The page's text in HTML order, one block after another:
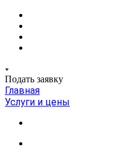
Подать заявку
Главная
Услуги и цены